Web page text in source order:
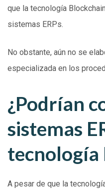
que la tecnología
sistemas ERPs.
No obstante, aún no se
especializada en los
¿Podrían
sistemas
tecnología
A pesar de que la